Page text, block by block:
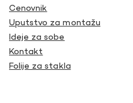
Cenovnik
Uputstvo za montažu
Ideje za sobe
Kontakt
Folije za stakla